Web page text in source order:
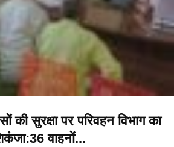
की सुरक्षा पर परिवहन विभाग का
वाहनों...